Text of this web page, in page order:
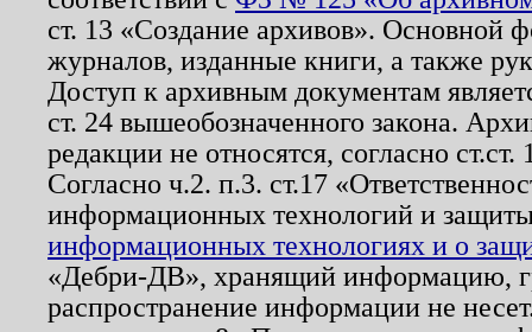
ст. 13 «Создание архивов». Основной
журналов, изданные книги, а также
Доступ к архивным документам
ст. 24 вышеобозначенного закона.
редакции не относятся, согласно
Согласно ч.2. п.3. ст.17
информационных технологий и
информационных технологиях и о
«Дебри-ДВ», хранящий информацию,
распространение информации не